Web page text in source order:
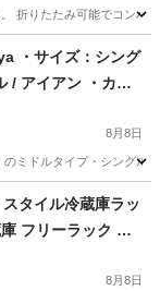
折りたたみ可能でコン
・サイズ：シング
/ アイアン ・カラ
8月8日
ミドルタイプ・シング
タイル冷蔵庫ラッ
フリーラック オ
8月8日